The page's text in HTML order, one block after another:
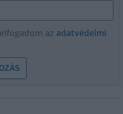
az adatvédelmi